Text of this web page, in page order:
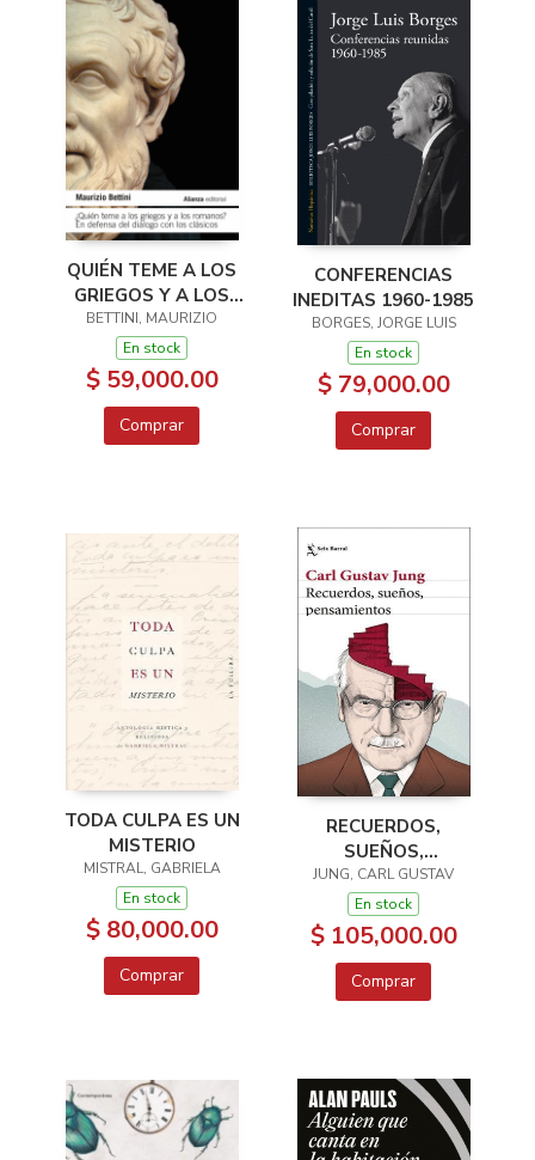
QUIÉN TEME A LOS
GRIEGOS Y A LOS
ROMANOS?
BETTINI, MAURIZIO
En stock
$ 59,000.00
Comprar
CONFERENCIAS
INEDITAS 1960-1985
BORGES, JORGE LUIS
En stock
$ 79,000.00
Comprar
TODA CULPA ES UN
MISTERIO
MISTRAL, GABRIELA
En stock
$ 80,000.00
Comprar
RECUERDOS,
SUEÑOS,
PENSAMIENTOS
JUNG, CARL GUSTAV
En stock
$ 105,000.00
Comprar